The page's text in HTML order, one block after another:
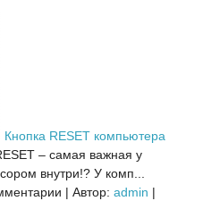
Кнопка RESET компьютера
– самая важная у
внутри!? У комп...
| Автор: admin |